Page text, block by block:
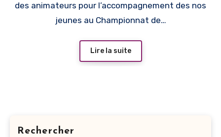
des animateurs pour l’accompagnement des nos
jeunes au Championnat de…
Lire la suite
Rechercher